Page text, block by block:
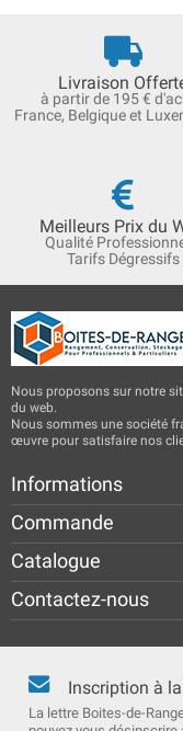
Livraison
à partir de 195 €
France, Belgique et
Meilleurs Prix du
Qualité
Tarifs Dégressifs
Nous proposons sur notre
du web.
Nous sommes une société
œuvre pour satisfaire nos
Informations
Commande
Catalogue
Contactez-nous
Inscription à
La lettre Boites-de-